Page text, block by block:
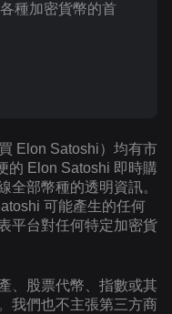
種加密貨幣的首
Elon Satoshi）均有市
的 Elon Satoshi 即時購
全部幣種的透明資訊。
可能產生的任何
平台對任何特定加密貨
、股票代幣、指數或其
我們也不主張第三方商